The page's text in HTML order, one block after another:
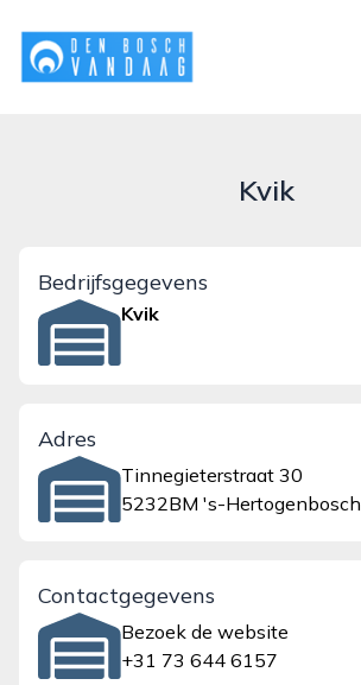
denboschvandaag.nl
Kvik
Bedrijfsgegevens
Kvik
Adres
Tinnegieterstraat 30
5232BM 's-Hertogenbosch
Contactgegevens
Bezoek de website
+31 73 644 6157